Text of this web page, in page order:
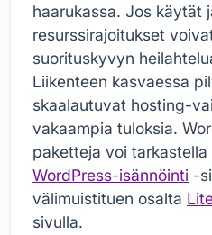
haarukassa. Jos käytät
resurssirajoitukset
suorituskyvyn
Liikenteen kasvaessa
skaalautuvat hosting-
vakaampia tuloksia.
paketteja voi tarkastella
WordPress-isännöinti -
välimuistituen osalta
sivulla.